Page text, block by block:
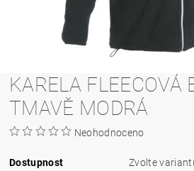
KARELA FLEECOVÁ
TMAVĚ MODRÁ
Neohodnoceno
Dostupnost
Zvolte